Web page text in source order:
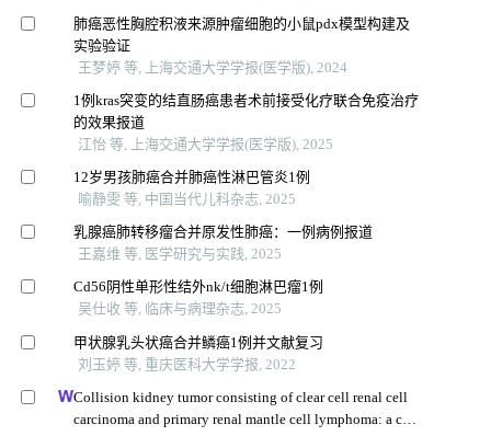
肺癌恶性胸腔积液来源肿瘤细胞的小鼠pdx模型构建及
实验验证
王梦婷 等, 上海交通大学学报(医学版), 2024
1例kras突变的结直肠癌患者术前接受化疗联合免疫治疗
的效果报道
江怡 等, 上海交通大学学报(医学版), 2025
12岁男孩肺癌合并肺癌性淋巴管炎1例
喻静雯 等, 中国当代儿科杂志, 2025
乳腺癌肺转移瘤合并原发性肺癌：一例病例报道
王嘉维 等, 医学研究与实践, 2025
Cd56阴性单形性结外nk/t细胞淋巴瘤1例
吴仕收 等, 临床与病理杂志, 2025
甲状腺乳头状癌合并鳞癌1例并文献复习
刘玉婷 等, 重庆医科大学学报, 2022
Collision kidney tumor consisting of clear cell renal cell
carcinoma and primary renal mantle cell lymphoma: a case